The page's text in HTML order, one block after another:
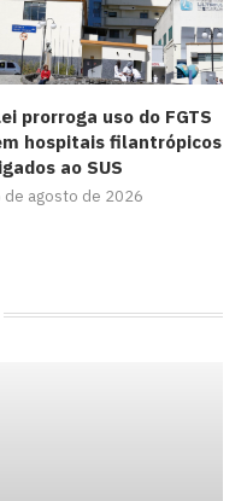
prorroga uso do FGTS
hospitais filantrópicos
ao SUS
de agosto de 2026